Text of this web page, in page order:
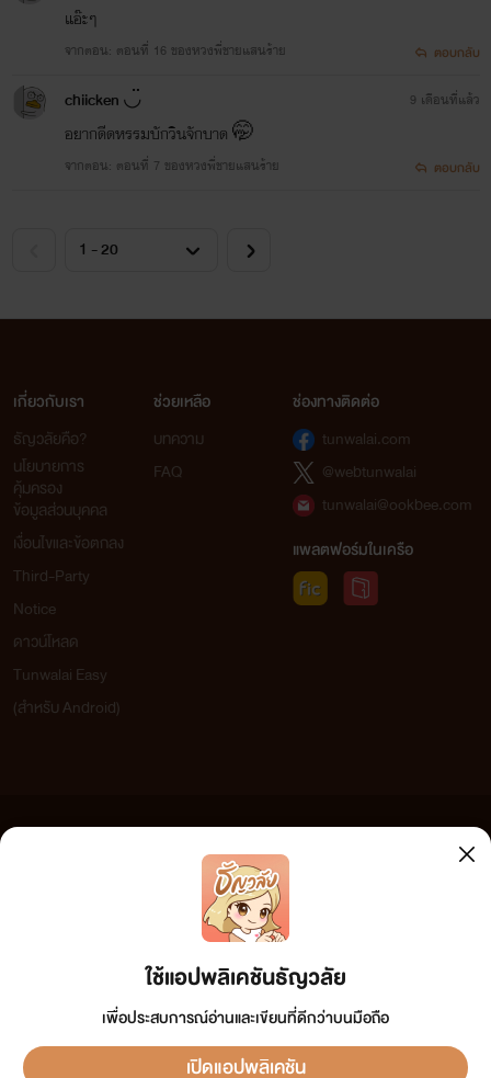
แอ๊ะๆ
จากตอน: ตอนที่ 16 ของหวงพี่ชายแสนร้าย ตอบกลับ
chiicken ◡̈
อยากดีดหรรมบักวินจักบาด 🤭
จากตอน: ตอนที่ 7 ของหวงพี่ชายแสนร้าย
9 เดือนที่แล้ว
ตอบกลับ
"ผมมีน้องตั้งแต่เมื่อไหร่?"
แชทกับนาวิน แสนร้าย
ใช้แอปพลิเคชันธัญวลัย
เพื่อประสบการณ์อ่านและเขียนที่ดีกว่าบนมือถือ
เปิดแอปพลิเคชัน
เกี่ยวกับเรา
ธัญวลัยคือ?
นโยบายการ
คุ้มครอง
ข้อมูลส่วนบุคคล
เงื่อนไขและข้อตกลง
Third-Party
Notice
ดาวน์โหลด
Tunwalai Easy
(สำหรับ Android)
ช่วยเหลือ
บทความ
FAQ
ช่องทางติดต่อ
tunwalai.com
@webtunwalai
tunwalai@ookbee.com
แพลตฟอร์มในเครือ
เว็บไซต์แห่งนี้ไม่ได้เห็นด้วยและไม่ขอรับผิดชอบต่อข้อความใดๆ ทั้งสิ้น ดังนั้นผู้อ่านทุกท่านโปรดใช้
วิจารณญาณในการกลั่นกรองด้วยตนเอง และหากท่านพบข้อความใดๆ ที่ขัดต่อกฎหมายและศีลธรรม
เพื่อทีมงานจะได้ดำเนินการในทันที ทั้งนี้ ทางเว็บไซต์ขอสงวน
ลิขสิทธิ์ตามพระราชบัญญัติลิขสิทธิ์ (ฉบับเพิ่มเติม) พ.ศ.2558